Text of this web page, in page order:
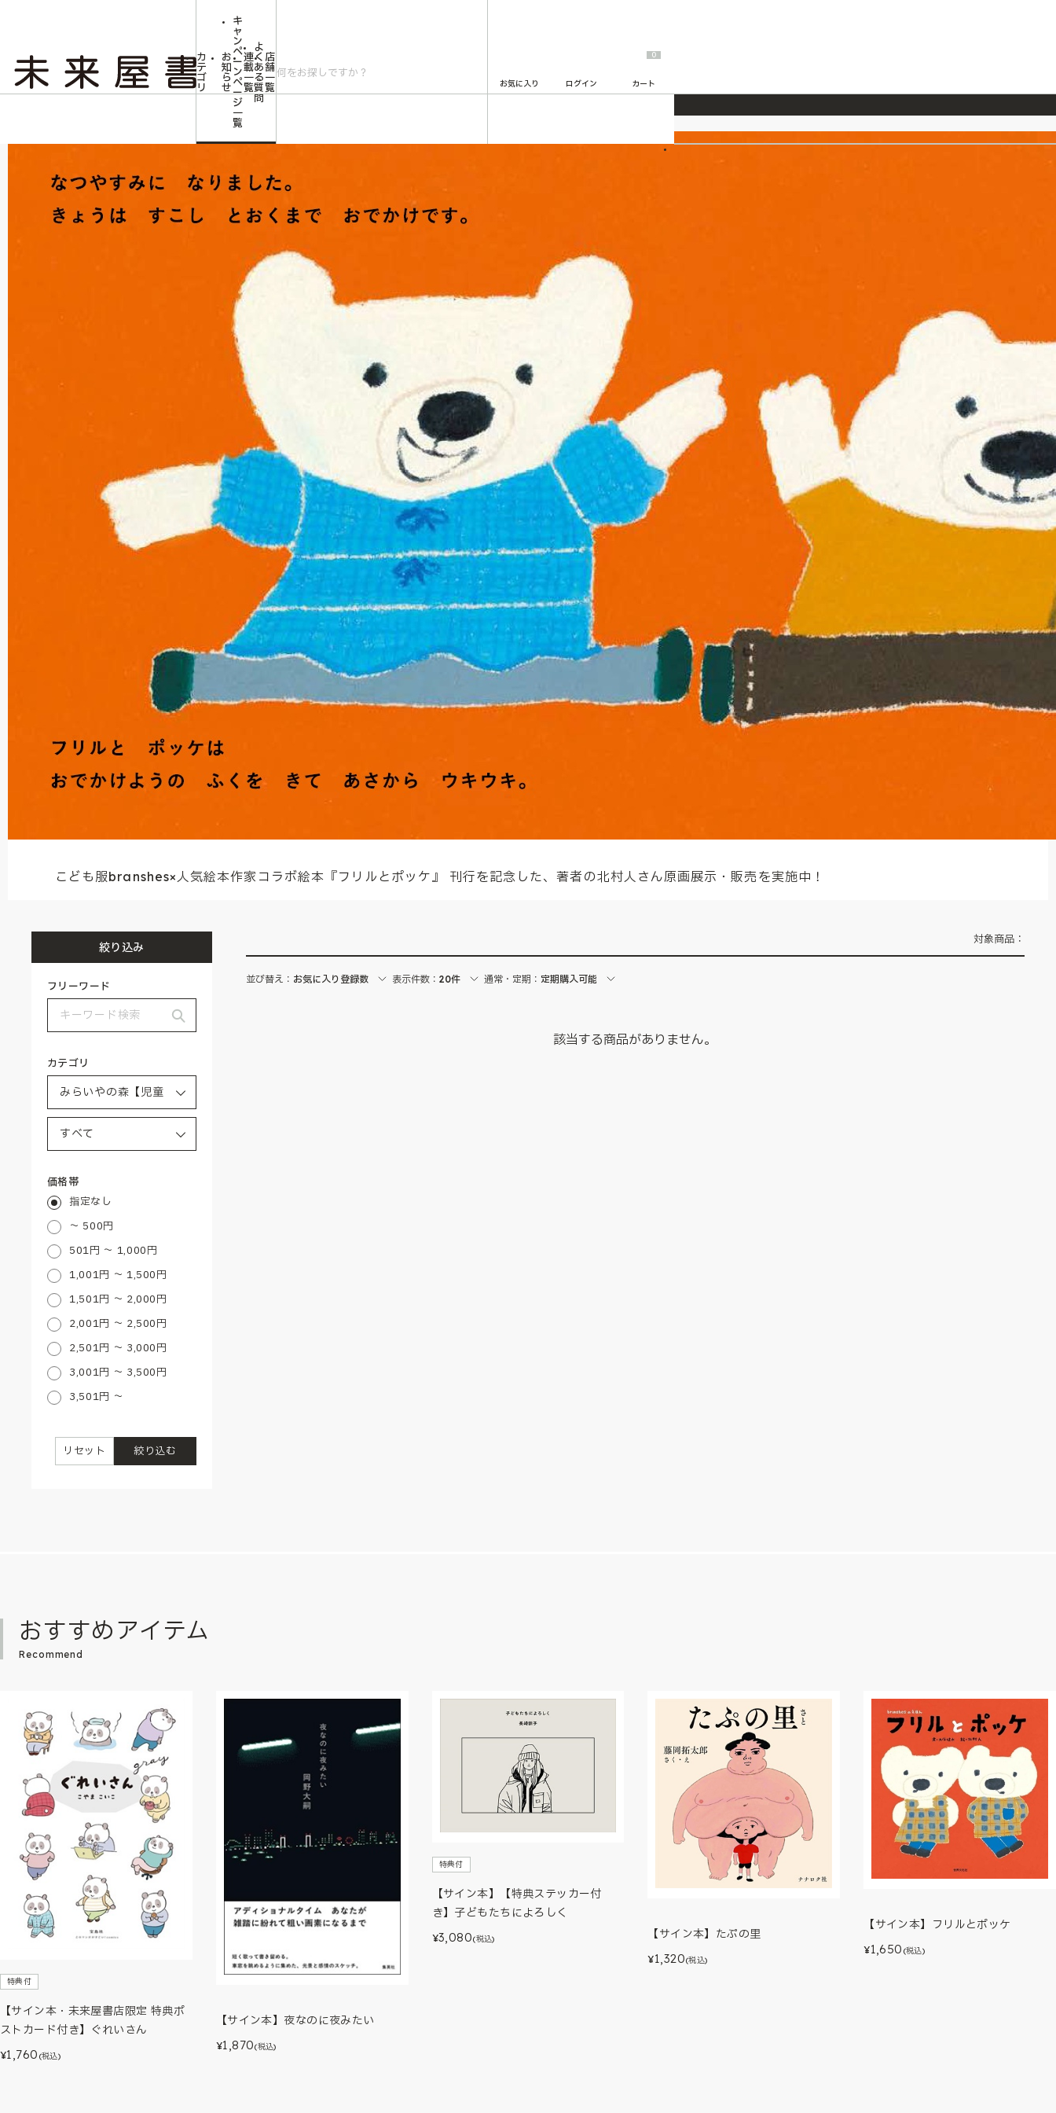
2026/7/23 『ONE PIECE magazine 021 ONE PIECEカード付き同梱版』発売延期のご案内
カ
テ
ゴ
リ
お
知
ら
せ
キ
ャ
ン
ペ
ー
ン
ペ
ー
ジ
一
覧
連
載
一
覧
よ
く
あ
る
質
問
店
舗
一
覧
お気に入り ログイン
0
カート
こども服branshes×人気絵本作家コラボ絵本『フリルとポッケ』 刊行を記念した、著者の北村人さん原画展示・販売を実施中！
絞り込み
フリーワード
カテゴリ
価格帯
指定なし
～ 500円
501円 ～ 1,000円
1,001円 ～ 1,500円
1,501円 ～ 2,000円
2,001円 ～ 2,500円
2,501円 ～ 3,000円
3,001円 ～ 3,500円
3,501円 ～
絞り込む
リセット
対象商品：
並び替え： お気に入り登録数 表示件数： 20件 通常・定期： 定期購入可能
該当する商品がありません。
おすすめアイテム
Recommend
特典付
【サイン本・未来屋書店限定 特典ポ
ストカード付き】ぐれいさん
¥1,760 (税込)
【サイン本】夜なのに夜みたい
¥1,870(税込)
特典付
【サイン本】【特典ステッカー付
き】子どもたちによろしく
¥3,080(税込) 【サイン本】たぷの里
¥1,320(税込)
【サイン本】フリルとポッケ
¥1,650 (税込)